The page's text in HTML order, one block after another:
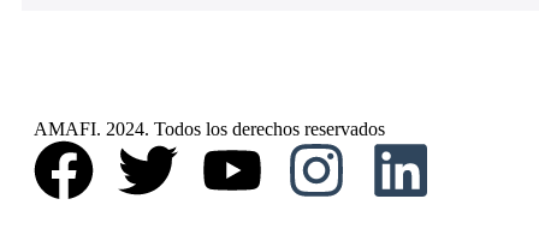
AMAFI. 2024. Todos los derechos reservados